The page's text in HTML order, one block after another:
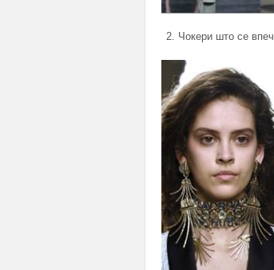
2. Чокери што се